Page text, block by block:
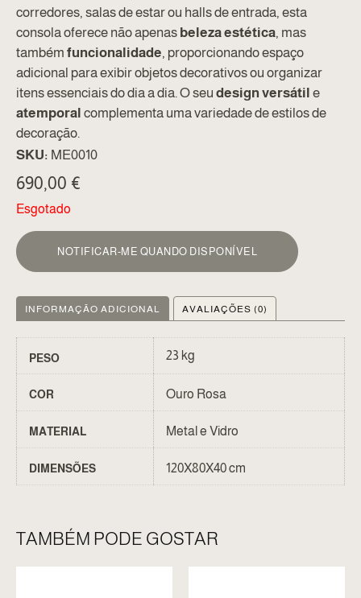
corredores, salas de estar ou halls de entrada, esta
consola oferece não apenas beleza estética, mas
também funcionalidade, proporcionando espaço
adicional para exibir objetos decorativos ou organizar
itens essenciais do dia a dia. O seu design versátil e
atemporal complementa uma variedade de estilos de
decoração.
SKU: ME0010
690,00 €
Esgotado
NOTIFICAR-ME QUANDO DISPONÍVEL
INFORMAÇÃO ADICIONAL AVALIAÇÕES (0)
PESO 23 kg
COR Ouro Rosa
MATERIAL Metal e Vidro
DIMENSÕES 120X80X40 cm
TAMBÉM PODE GOSTAR